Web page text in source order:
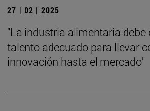
27 | 02 | 2025
"La industria alimentaria debe
talento adecuado para llevar
innovación hasta el mercado"